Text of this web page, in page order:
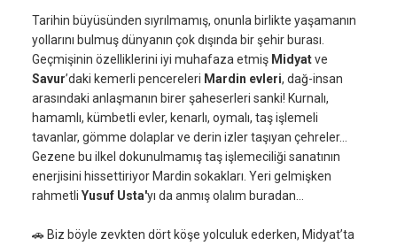
Tarihin büyüsünden sıyrılmamış, onunla birlikte yaşamanın
yollarını bulmuş dünyanın çok dışında bir şehir burası.
Geçmişinin özelliklerini iyi muhafaza etmiş Midyatve
Savur’daki kemerli pencereleri Mardin evleri, dağ-insan
arasındaki anlaşmanın birer şaheserleri sanki! Kurnalı,
hamamlı, kümbetli evler, kenarlı, oymalı, taş işlemeli
tavanlar, gömme dolaplar ve derin izler taşıyan çehreler…
Gezene bu ilkel dokunulmamış taş işlemeciliği sanatının
enerjisini hissettiriyor Mardin sokakları. Yeri gelmişken
rahmetli Yusuf Usta'yı da anmış olalım buradan…
🚗 Biz böyle zevkten dört köşe yolculuk ederken, Midyat’ta